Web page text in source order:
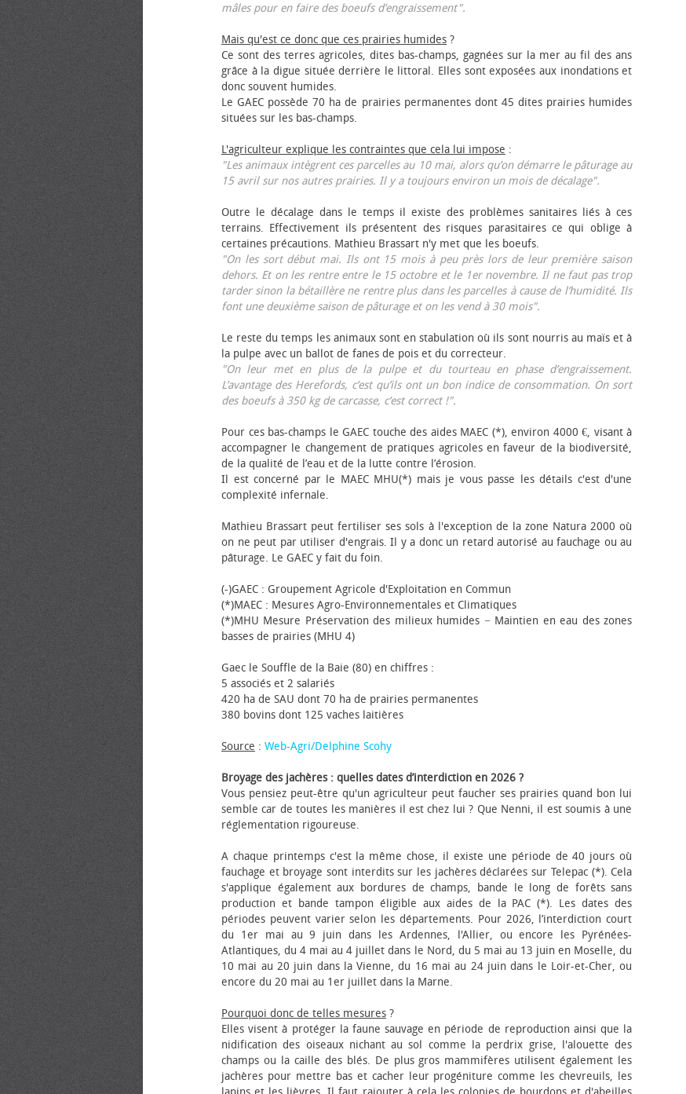
mâles pour en faire des bœufs d’engraissement".
Mais qu'est ce donc que ces prairies humides ?
Ce sont des terres agricoles, dites bas-champs, gagnées sur la mer au fil des ans
grâce à la digue située derrière le littoral. Elles sont exposées aux inondations et
donc souvent humides.
Le GAEC possède 70 ha de prairies permanentes dont 45 dites prairies humides
situées sur les bas-champs.
L'agriculteur explique les contraintes que cela lui impose :
"Les animaux intègrent ces parcelles au 10 mai, alors qu’on démarre le pâturage au
15 avril sur nos autres prairies. Il y a toujours environ un mois de décalage".
Outre le décalage dans le temps il existe des problèmes sanitaires liés à ces
terrains. Effectivement ils présentent des risques parasitaires ce qui oblige à
certaines précautions. Mathieu Brassart n'y met que les bœufs.
"On les sort début mai. Ils ont 15 mois à peu près lors de leur première saison
dehors. Et on les rentre entre le 15 octobre et le 1er novembre. Il ne faut pas trop
tarder sinon la bétaillère ne rentre plus dans les parcelles à cause de l’humidité. Ils
font une deuxième saison de pâturage et on les vend à 30 mois".
Le reste du temps les animaux sont en stabulation où ils sont nourris au maïs et à
la pulpe avec un ballot de fanes de pois et du correcteur.
"On leur met en plus de la pulpe et du tourteau en phase d’engraissement.
L’avantage des Herefords, c’est qu’ils ont un bon indice de consommation. On sort
des bœufs à 350 kg de carcasse, c’est correct !".
Pour ces bas-champs le GAEC touche des aides MAEC (*), environ 4000 €, visant à
accompagner le changement de pratiques agricoles en faveur de la biodiversité,
de la qualité de l’eau et de la lutte contre l’érosion.
Il est concerné par le MAEC MHU(*) mais je vous passe les détails c'est d'une
complexité infernale.
Mathieu Brassart peut fertiliser ses sols à l'exception de la zone Natura 2000 où
on ne peut par utiliser d'engrais. Il y a donc un retard autorisé au fauchage ou au
pâturage. Le GAEC y fait du foin.
(-)GAEC : Groupement Agricole d'Exploitation en Commun
(*)MAEC : Mesures Agro-Environnementales et Climatiques
(*)MHU Mesure Préservation des milieux humides − Maintien en eau des zones
basses de prairies (MHU 4)
Gaec le Souffle de la Baie (80) en chiffres :
5 associés et 2 salariés
420 ha de SAU dont 70 ha de prairies permanentes
380 bovins dont 125 vaches laitières
Source : Web-Agri/Delphine Scohy
Broyage des jachères : quelles dates d’interdiction en 2026 ?
Vous pensiez peut-être qu'un agriculteur peut faucher ses prairies quand bon lui
semble car de toutes les manières il est chez lui ? Que Nenni, il est soumis à une
réglementation rigoureuse.
A chaque printemps c'est la même chose, il existe une période de 40 jours où
fauchage et broyage sont interdits sur les jachères déclarées sur Telepac (*). Cela
s'applique également aux bordures de champs, bande le long de forêts sans
production et bande tampon éligible aux aides de la PAC (*). Les dates des
périodes peuvent varier selon les départements. Pour 2026, l’interdiction court
du 1er mai au 9 juin dans les Ardennes, l'Allier, ou encore les Pyrénées-
Atlantiques, du 4 mai au 4 juillet dans le Nord, du 5 mai au 13 juin en Moselle, du
10 mai au 20 juin dans la Vienne, du 16 mai au 24 juin dans le Loir-et-Cher, ou
encore du 20 mai au 1er juillet dans la Marne.
Pourquoi donc de telles mesures ?
Elles visent à protéger la faune sauvage en période de reproduction ainsi que la
nidification des oiseaux nichant au sol comme la perdrix grise, l'alouette des
champs ou la caille des blés. De plus gros mammifères utilisent également les
jachères pour mettre bas et cacher leur progéniture comme les chevreuils, les